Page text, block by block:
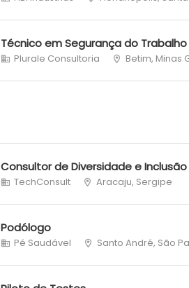
Técnico em Segurança do Trabalho
Plurale Consultoria Betim, Minas
Consultor de Diversidade e Inclusão
TechConsult Aracaju, Sergipe
Podólogo
Pé Saudável Santo André, São